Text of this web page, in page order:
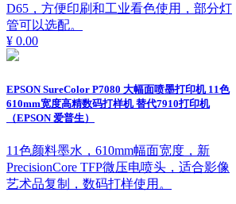
D65，方便印刷和工业看色使用，部分灯
管可以选配。
¥ 0.00
EPSON SureColor P7080 大幅面喷墨打印机 11色
610mm宽度高精数码打样机 替代7910打印机
（EPSON 爱普生）
11色颜料墨水，610mm幅面宽度，新
PrecisionCore TFP微压电喷头，适合影像
艺术品复制，数码打样使用。